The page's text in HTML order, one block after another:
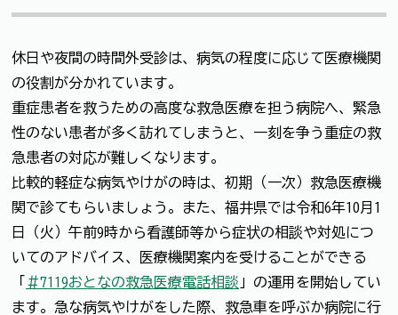
休日や夜間の時間外受診は、病気の程度に応じて医療機関
の役割が分かれています。
重症患者を救うための高度な救急医療を担う病院へ、緊急
性のない患者が多く訪れてしまうと、一刻を争う重症の救
急患者の対応が難しくなります。
比較的軽症な病気やけがの時は、初期（一次）救急医療機
関で診てもらいましょう。また、福井県では令和6年10月1
日（火）午前9時から看護師等から症状の相談や対処につ
いてのアドバイス、医療機関案内を受けることができる
「 ＃7119おとなの救急医療電話相談 」の運用を開始してい
ます。急な病気やけがをした際、救急車を呼ぶか病院に行